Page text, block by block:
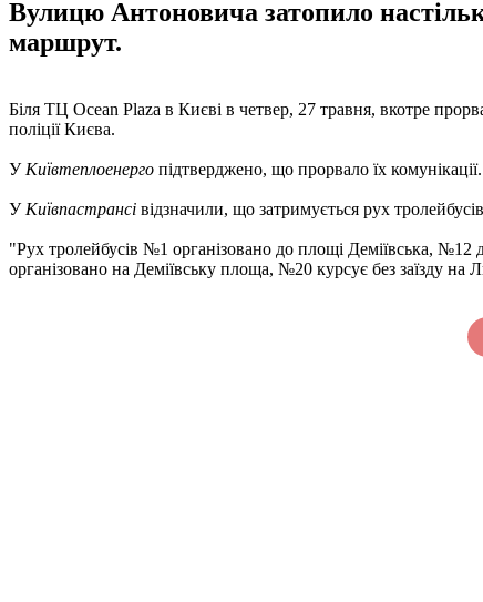
Вулицю Антоновича затопило
маршрут.
Біля ТЦ Ocean Plaza в Києві в четвер, 27 травня, вкотре
поліції Києва.
УКиївтеплоенерго підтверджено, що прорвало їх
У Київпастрансі відзначили, що затримується рух
"Рух тролейбусів №1 організовано до площі Деміївська, №12
організовано на Деміївську площа, №20 курсує без заїзду на